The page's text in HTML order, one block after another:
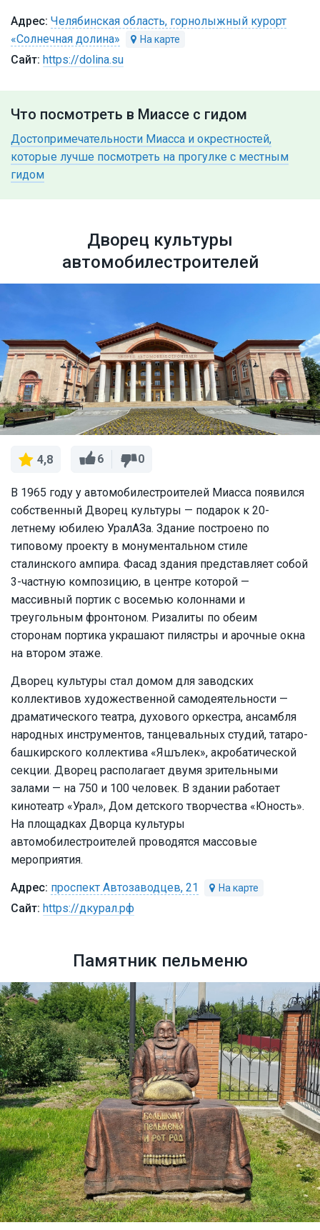
Челябинская область, горнолыжный курорт
«Солнечная долина»
https://dolina.su
Что посмотреть в Миассе с гидом
Достопримечательности Миасса и окрестностей,
которые лучше посмотреть на прогулке с местным
гидом
Дворец культуры
автомобилестроителей
4,8 6 0
В 1965 году у автомобилестроителей Миасса появился
собственный Дворец культуры — подарок к 20-
летнему юбилею УралАЗа. Здание построено по
типовому проекту в монументальном стиле
сталинского ампира. Фасад здания представляет собой
3-частную композицию, в центре которой —
массивный портик с восемью колоннами и
треугольным фронтоном. Ризалиты по обеим
сторонам портика украшают пилястры и арочные окна
на втором этаже.
Дворец культуры стал домом для заводских
коллективов художественной самодеятельности —
драматического театра, духового оркестра, ансамбля
народных инструментов, танцевальных студий, татаро-
башкирского коллектива «Яшълек», акробатической
секции. Дворец располагает двумя зрительными
залами — на 750 и 100 человек. В здании работает
кинотеатр «Урал», Дом детского творчества «Юность».
На площадках Дворца культуры
автомобилестроителей проводятся массовые
мероприятия.
проспект Автозаводцев, 21
https://дкурал.рф
Памятник пельменю